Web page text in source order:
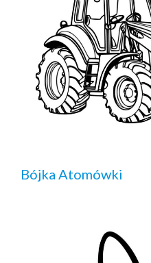
Bójka Atomówki